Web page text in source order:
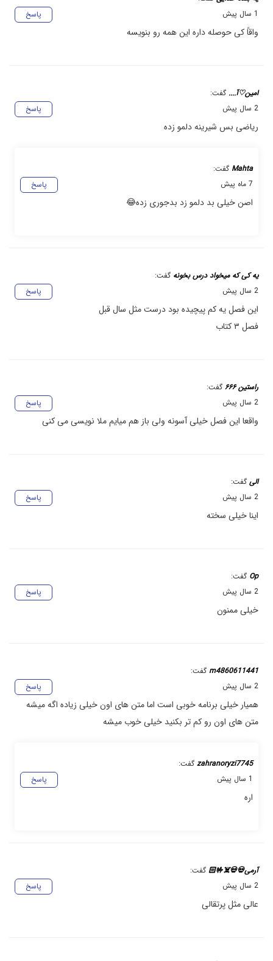
پاسخ
1 سال پیش
واقاً کی حوصله داره این همه رو بنویسه
امین♡آ.... گفت:
پاسخ
2 سال پیش
ریاضی بس شیرینه دلمو زده
Mahta گفت:
پاسخ
7 ماه پیش
اصن خیلی بد دلمو زد بدجوری زده😂
یه کی که میخواد درس بخونه گفت:
پاسخ
2 سال پیش
این فصل یه کم پیچیده بود درست مثل سال قبل
فصل ۳ کتاب
راستین ۶۶۶
گفت:
پاسخ
2 سال پیش
واقعا این فصل خیلی آسونه ولی باز هم میایم ملا نویسی می کنی
الی گفت:
پاسخ
2 سال پیش
اینا خیلی سخته
Op گفت:
پاسخ
2 سال پیش
خیلی ممنون
m4860611441 گفت:
پاسخ
2 سال پیش
همیار خیلی برنامه خوبی است اما متن های اون خیلی زیاده اگه میشه
متن های اون رو کم تر بکنید خیلی خوب میشه
zahranoryzi7745 گفت:
پاسخ
1 سال پیش
اره
آرمی💀💀☠️🤟🏻 گفت:
پاسخ
2 سال پیش
عالی مثل پرتقالی